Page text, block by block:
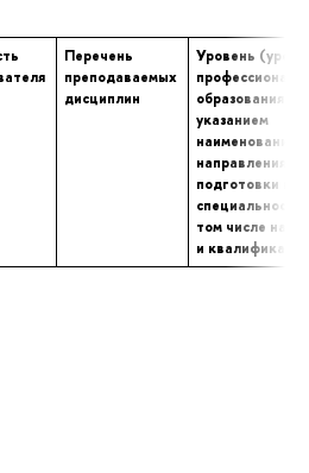
Перечень
преподаваемых
дисциплин
Уровень
образования с
указанием
наименования
направления
подготовки и
том числе
и